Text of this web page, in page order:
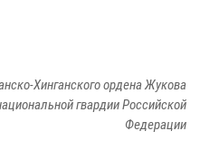
Хинганского ордена Жукова
гвардии Российской
Федерации